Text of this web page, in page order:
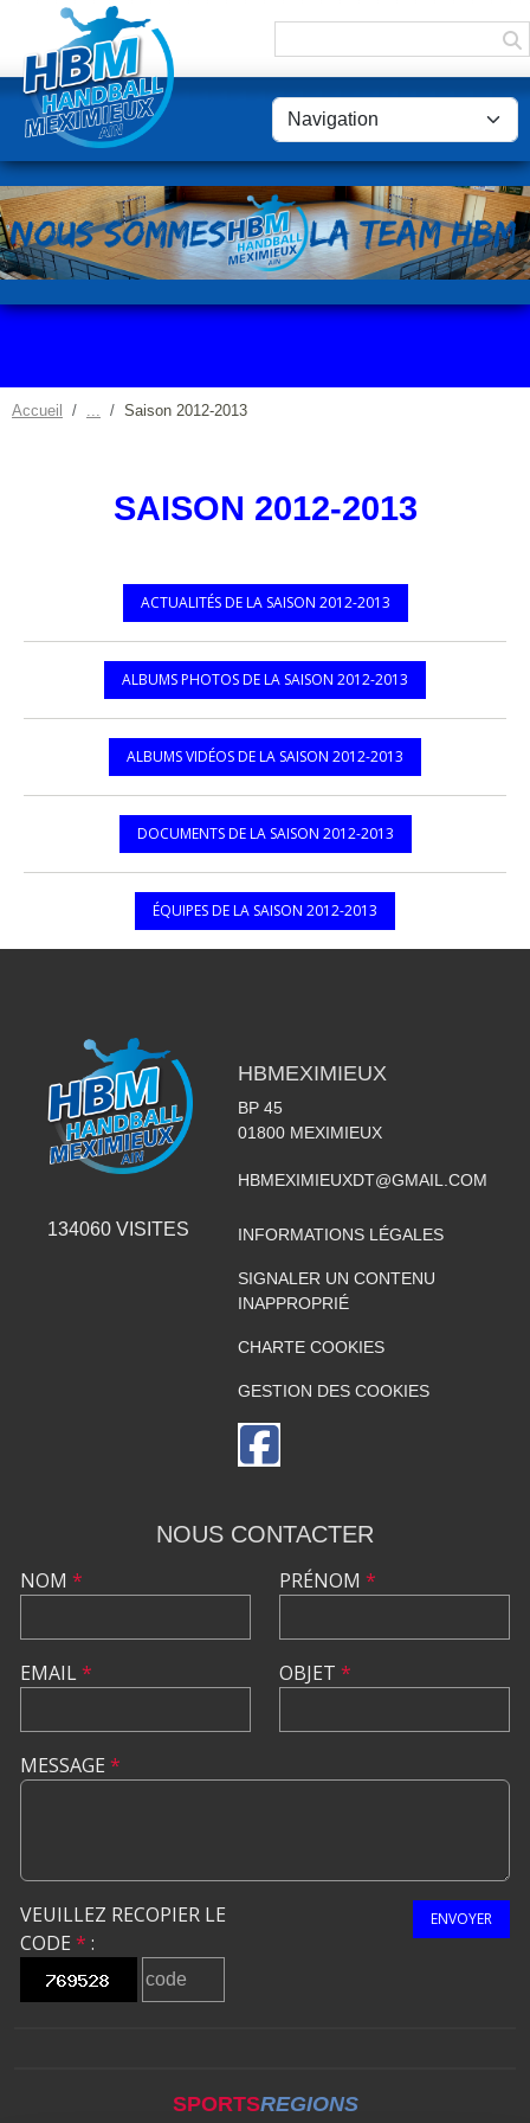
Accueil Saison 2012-2013
SAISON 2012-2013
ACTUALITÉS DE LA SAISON 2012-2013
ALBUMS PHOTOS DE LA SAISON 2012-2013
ALBUMS VIDÉOS DE LA SAISON 2012-2013
DOCUMENTS DE LA SAISON 2012-2013
ÉQUIPES DE LA SAISON 2012-2013
134060 VISITES
HBMEXIMIEUX
BP 45
01800 MEXIMIEUX
HBMEXIMIEUXDT@GMAIL.COM
INFORMATIONS LÉGALES
SIGNALER UN CONTENU
INAPPROPRIÉ
CHARTE COOKIES
GESTION DES COOKIES
NOUS CONTACTER
NOM *
EMAIL*
PRÉNOM *
OBJET *
MESSAGE *
VEUILLEZ RECOPIER LE
CODE * :
ENVOYER
SPORTSREGIONS
Panneau de gestion des cookies